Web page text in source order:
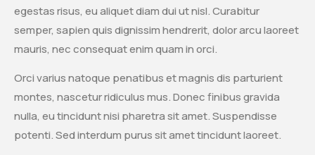
egestas risus, eu aliquet diam dui ut nisl. Curabitur
semper, sapien quis dignissim hendrerit, dolor arcu laoreet
mauris, nec consequat enim quam in orci.
Orci varius natoque penatibus et magnis dis parturient
montes, nascetur ridiculus mus. Donec finibus gravida
nulla, eu tincidunt nisi pharetra sit amet. Suspendisse
potenti. Sed interdum purus sit amet tincidunt laoreet.